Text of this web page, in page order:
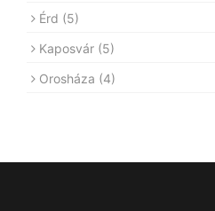
Érd (5)
Kaposvár (5)
Orosháza (4)